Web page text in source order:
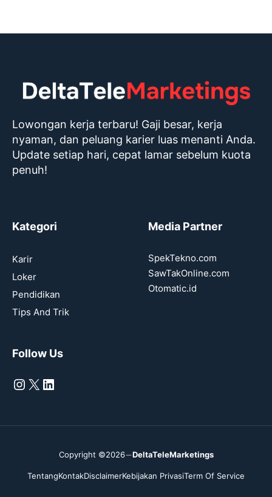
Lowongan kerja terbaru! Gaji besar, kerja
nyaman, dan peluang karier luas menanti Anda.
Update setiap hari, cepat lamar sebelum kuota
penuh!
Kategori
Karir
Loker
Pendidikan
Tips And Trik
Media Partner
SpekTekno.com
SawTakOnline.com
Otomatic.id
Follow Us
Instagram
X LinkedIn
Copyright ©2026 DeltaTeleMarketings
TentangKontakDisclaimerKebijakan PrivasiTerm Of Service